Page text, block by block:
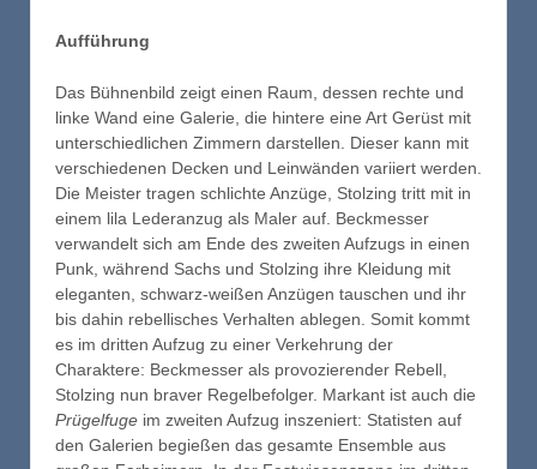
Aufführung
Das Bühnenbild zeigt einen Raum, dessen rechte und
linke Wand eine Galerie, die hintere eine Art Gerüst mit
unterschiedlichen Zimmern darstellen. Dieser kann mit
verschiedenen Decken und Leinwänden variiert werden.
Die Meister tragen schlichte Anzüge, Stolzing tritt mit in
einem lila Lederanzug als Maler auf. Beckmesser
verwandelt sich am Ende des zweiten Aufzugs in einen
Punk, während Sachs und Stolzing ihre Kleidung mit
eleganten, schwarz-weißen Anzügen tauschen und ihr
bis dahin rebellisches Verhalten ablegen. Somit kommt
es im dritten Aufzug zu einer Verkehrung der
Charaktere: Beckmesser als provozierender Rebell,
Stolzing nun braver Regelbefolger. Markant ist auch die
Prügelfuge im zweiten Aufzug inszeniert: Statisten auf
den Galerien begießen das gesamte Ensemble aus